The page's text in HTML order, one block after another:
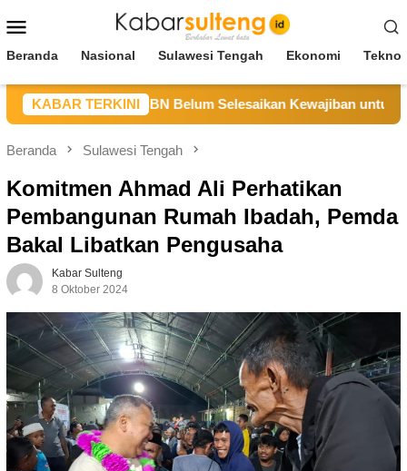
ke
Mobile
Beranda Nasional Sulawesi Tengah Ekonomi
KABAR TERKINI
Sebut CV BBN Belum Selesaikan Kewajiban untuk
Beranda Sulawesi Tengah
Komitmen Ahmad Ali Perhatikan
Pembangunan Rumah Ibadah, Pemda
Bakal Libatkan Pengusaha
Kabar Sulteng
8 Oktober 2024